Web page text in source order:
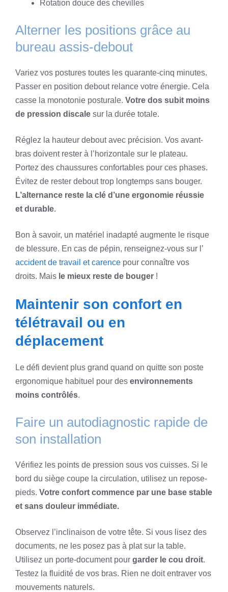
Rotation douce des chevilles
Alterner les positions grâce au
bureau assis-debout
Variez vos postures toutes les quarante-cinq minutes.
Passer en position debout relance votre énergie. Cela
casse la monotonie posturale. Votre dos subit moins
de pression discale sur la durée totale.
Réglez la hauteur debout avec précision. Vos avant-
bras doivent rester à l’horizontale sur le plateau.
Portez des chaussures confortables pour ces phases.
Évitez de rester debout trop longtemps sans bouger.
L’alternance reste la clé d’une ergonomie réussie
et durable.
Bon à savoir, un matériel inadapté augmente le risque
de blessure. En cas de pépin, renseignez-vous sur l’
accident de travail et carence pour connaître vos
droits. Mais le mieux reste de bouger !
Maintenir son confort en
télétravail ou en
déplacement
Le défi devient plus grand quand on quitte son poste
ergonomique habituel pour des environnements
moins contrôlés.
Faire un autodiagnostic rapide de
son installation
Vérifiez les points de pression sous vos cuisses. Si le
bord du siège coupe la circulation, utilisez un repose-
pieds. Votre confort commence par une base stable
et sans douleur immédiate.
Observez l’inclinaison de votre tête. Si vous lisez des
documents, ne les posez pas à plat sur la table.
Utilisez un porte-document pour garder le cou droit.
Testez la fluidité de vos bras. Rien ne doit entraver vos
mouvements naturels.